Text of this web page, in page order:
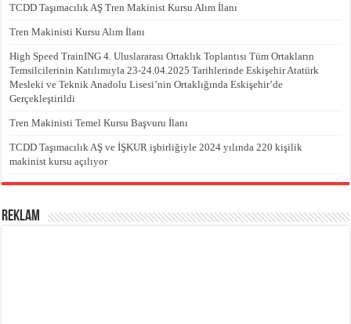
TCDD Taşımacılık AŞ Tren Makinist Kursu Alım İlanı
Tren Makinisti Kursu Alım İlanı
High Speed TrainING 4. Uluslararası Ortaklık Toplantısı Tüm Ortakların
Temsilcilerinin Katılımıyla 23-24.04.2025 Tarihlerinde Eskişehir Atatürk
Mesleki ve Teknik Anadolu Lisesi’nin Ortaklığında Eskişehir’de
Gerçekleştirildi
Tren Makinisti Temel Kursu Başvuru İlanı
TCDD Taşımacılık AŞ ve İŞKUR işbirliğiyle 2024 yılında 220 kişilik
makinist kursu açılıyor
REKLAM